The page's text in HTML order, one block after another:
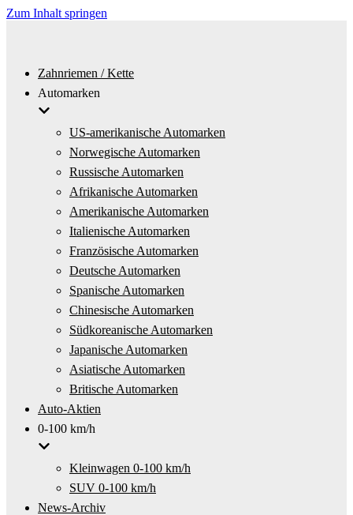
Zum Inhalt springen
Zahnriemen / Kette
Automarken
US-amerikanische Automarken
Norwegische Automarken
Russische Automarken
Afrikanische Automarken
Amerikanische Automarken
Italienische Automarken
Französische Automarken
Deutsche Automarken
Spanische Automarken
Chinesische Automarken
Südkoreanische Automarken
Japanische Automarken
Asiatische Automarken
Britische Automarken
Auto-Aktien
0-100 km/h
Kleinwagen 0-100 km/h
SUV 0-100 km/h
News-Archiv